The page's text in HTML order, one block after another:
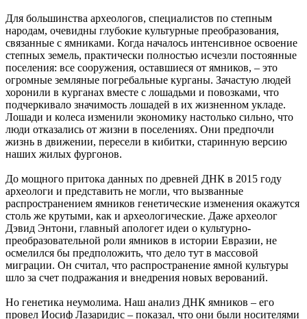
Для большинства археологов, специалистов по степным
народам, очевидны глубокие культурные преобразования,
связанные с ямниками. Когда началось интенсивное освоение
степных земель, практически полностью исчезли постоянные
поселения: все сооружения, оставшиеся от ямников, – это
огромные земляные погребальные курганы. Зачастую людей
хоронили в курганах вместе с лошадьми и повозками, что
подчеркивало значимость лошадей в их жизненном укладе.
Лошади и колеса изменили экономику настолько сильно, что
люди отказались от жизни в поселениях. Они предпочли
жизнь в движении, пересели в кибитки, старинную версию
наших жилых фургонов.
До мощного притока данных по древней ДНК в 2015 году
археологи и представить не могли, что вызванные
распространением ямников генетические изменения окажутся
столь же крутыми, как и археологические. Даже археолог
Дэвид Энтони, главный апологет идеи о культурно-
преобразовательной роли ямников в истории Евразии, не
осмелился бы предположить, что дело тут в массовой
миграции. Он считал, что распространение ямной культуры
шло за счет подражания и внедрения новых верований.
Но генетика неумолима. Наш анализ ДНК ямников – его
провел Иосиф Лазаридис – показал, что они были носителями